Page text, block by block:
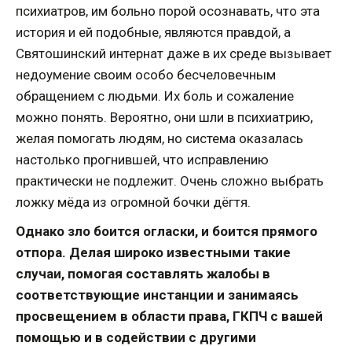
психиатров, им больно порой осознавать, что эта
история и ей подобные, являются правдой, а
Святошинский интернат даже в их среде вызывает
недоумение своим особо бесчеловечным
обращением с людьми. Их боль и сожаление
можно понять. Вероятно, они шли в психиатрию,
желая помогать людям, но система оказалась
настолько прогнившей, что исправлению
практически не подлежит. Очень сложно выбрать
ложку мёда из огромной бочки дёгтя.
Однако зло боится огласки, и боится прямого
отпора. Делая широко известными такие
случаи, помогая составлять жалобы в
соответствующие инстанции и занимаясь
просвещением в области права, ГКПЧ с вашей
помощью и в содействии с другими